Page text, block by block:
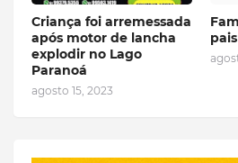
Criança foi arremessada
após motor de lancha
explodir no Lago
Paranoá
agosto 15, 2023